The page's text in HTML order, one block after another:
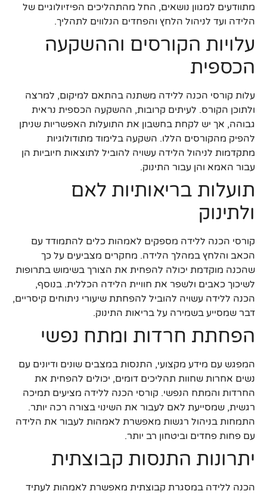
מתוודעים למגוון נושאים, החל מהתהליכים הפיזיולוגיים של
הלידה ועד לניהול הלחץ והפחדים הנלווים לתהליך.
עלויות הקורסים וההשקעה
הכספית
עלות קורסי הכנה ללידה משתנה בהתאם למיקום, למרצה
ולתוכן הקורס. לעיתים קרובות, ההשקעה הכספית נראית
גבוהה, אך יש לקחת בחשבון את התועלות האפשריות שניתן
להפיק מהקורסים הללו. השקעה בלימוד מתודולוגיות
מתקדמות לניהול הלידה עשויה להוביל לתוצאות חיוביות הן
עבור האמא והן עבור התינוק.
תועלות בריאותיות לאם
ולתינוק
קורסי הכנה ללידה מספקים לאמהות כלים להתמודד עם
הכאב והלחץ במהלך הלידה. מחקרים מצביעים על כך
שהכנה מוקדמת יכולה להפחית את הצורך בשימוש בתרופות
לשיכוך כאבים ולשפר את חוויית הלידה הכללית. בנוסף,
הכנה ללידה עשויה להוביל להפחתת שיעורי ניתוחים קיסריים,
דבר שמסייע בשמירה על בריאות התינוק.
הפחתת חרדות ומתח נפשי
המפגש עם מידע מקצועי, התנסות במצבים שונים ודיונים עם
נשים אחרות שחוות תהליכים דומים, יכולים להפחית את
החרדות והמתח הנפשי. קורסי הכנה ללידה מציעים תמיכה
רגשית, שמסייעת לאם לעבור את השינוי בצורה רכה יותר.
התמחות בניהול רגשות מאפשרת לאמהות לעבור את הלידה
עם פחות פחדים וביטחון רב יותר.
יתרונות התנסות קבוצתית
הכנה ללידה במסגרת קבוצתית מאפשרת לאמהות לעתיד